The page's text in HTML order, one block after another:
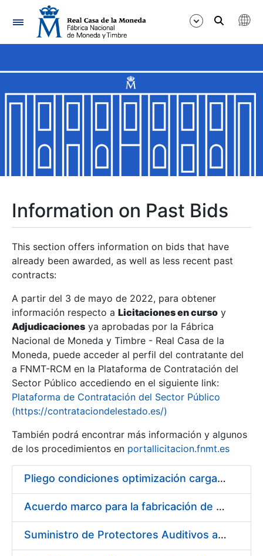
Navigation
Show/Hide
Show/Hide
Show/Hide
Show/Hide
Show/Hide
Show/Hide
Information on Past Bids
This section offers information on bids that have
already been awarded, as well as less recent past
contracts:
A partir del 3 de mayo de 2022, para obtener
información respecto a Licitaciones en curso y
Adjudicaciones ya aprobadas por la Fábrica
Nacional de Moneda y Timbre - Real Casa de la
Moneda, puede acceder al perfil del contratante del
a FNMT-RCM en la Plataforma de Contratación del
Sector Público accediendo en el siguiente link:
Plataforma de Contratación del Sector Público
(https://contrataciondelestado.es/)
También podrá encontrar más información y algunos
de los procedimientos en portallicitacion.fnmt.es
Pliego condiciones optimización cargas compras firmado
Acuerdo marco para la fabricación de piezas
Suministro de Protectores Auditivos a medida para las personas trabajadoras de los Centros de Trabajo de Madrid y Burgos